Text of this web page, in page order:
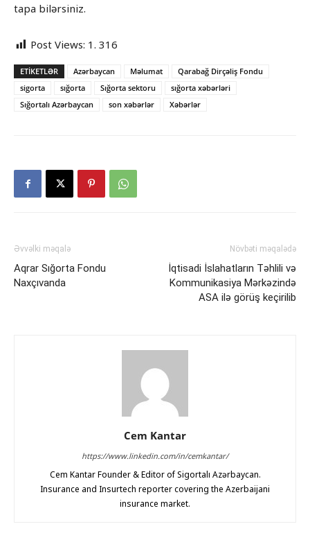
tapa bilərsiniz.
Post Views: 1. 316
ETIKETLƏR Azərbaycan Məlumat
Qarabağ Dirçəliş Fondu
sigorta
sığorta Sığorta sektoru
sığorta xəbərləri
Sığortalı Azərbaycan
son xəbərlər Xəbərlər
Əvvəlki məqalə
Aqrar Sığorta Fondu
Naxçıvanda
Növbəti məqalədə
İqtisadi İslahatların Təhlili və
Kommunikasiya Mərkəzində
ASA ilə görüş keçirilib
Cem Kantar
https://www.linkedin.com/in/cemkantar/
Cem Kantar Founder & Editor of Sigortalı Azərbaycan.
Insurance and Insurtech reporter covering the Azerbaijani
insurance market.